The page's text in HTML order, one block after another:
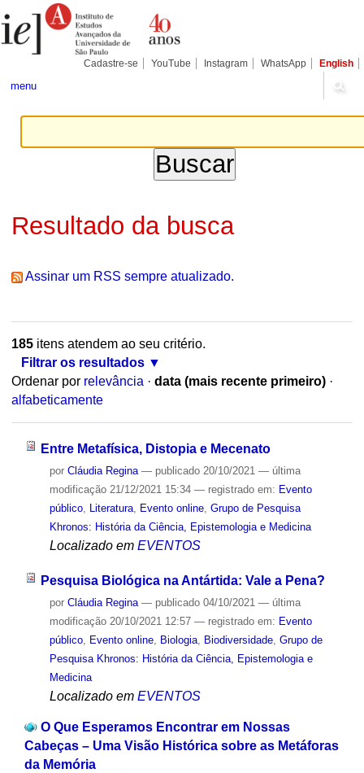
para
conteúdo.
Pessoais
Cadastre-se YouTube Instagram WhatsApp English
menu
Resultado da busca
Assinar um RSS sempre atualizado.
185itens atendem ao seu critério.
Filtrar os resultados
Ordenar por relevância · data (mais recente primeiro) ·
alfabeticamente
Entre Metafísica, Distopia e Mecenato
por Cláudia Regina — publicado20/10/2021 — última
modificação21/12/2021 15:34 — registrado em: Evento
público, Literatura, Evento online, Grupo de Pesquisa
Khronos: História da Ciência, Epistemologia e Medicina
Localizado em EVENTOS
Pesquisa Biológica na Antártida: Vale a Pena?
por Cláudia Regina — publicado04/10/2021 — última
modificação20/10/2021 12:57 — registrado em: Evento
público, Evento online, Biologia, Biodiversidade, Grupo de
Pesquisa Khronos: História da Ciência, Epistemologia e
Medicina
Localizado em EVENTOS
O Que Esperamos Encontrar em Nossas
Cabeças – Uma Visão Histórica sobre as Metáforas
da Memória